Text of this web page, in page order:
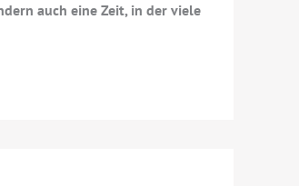
auch eine Zeit, in der viele